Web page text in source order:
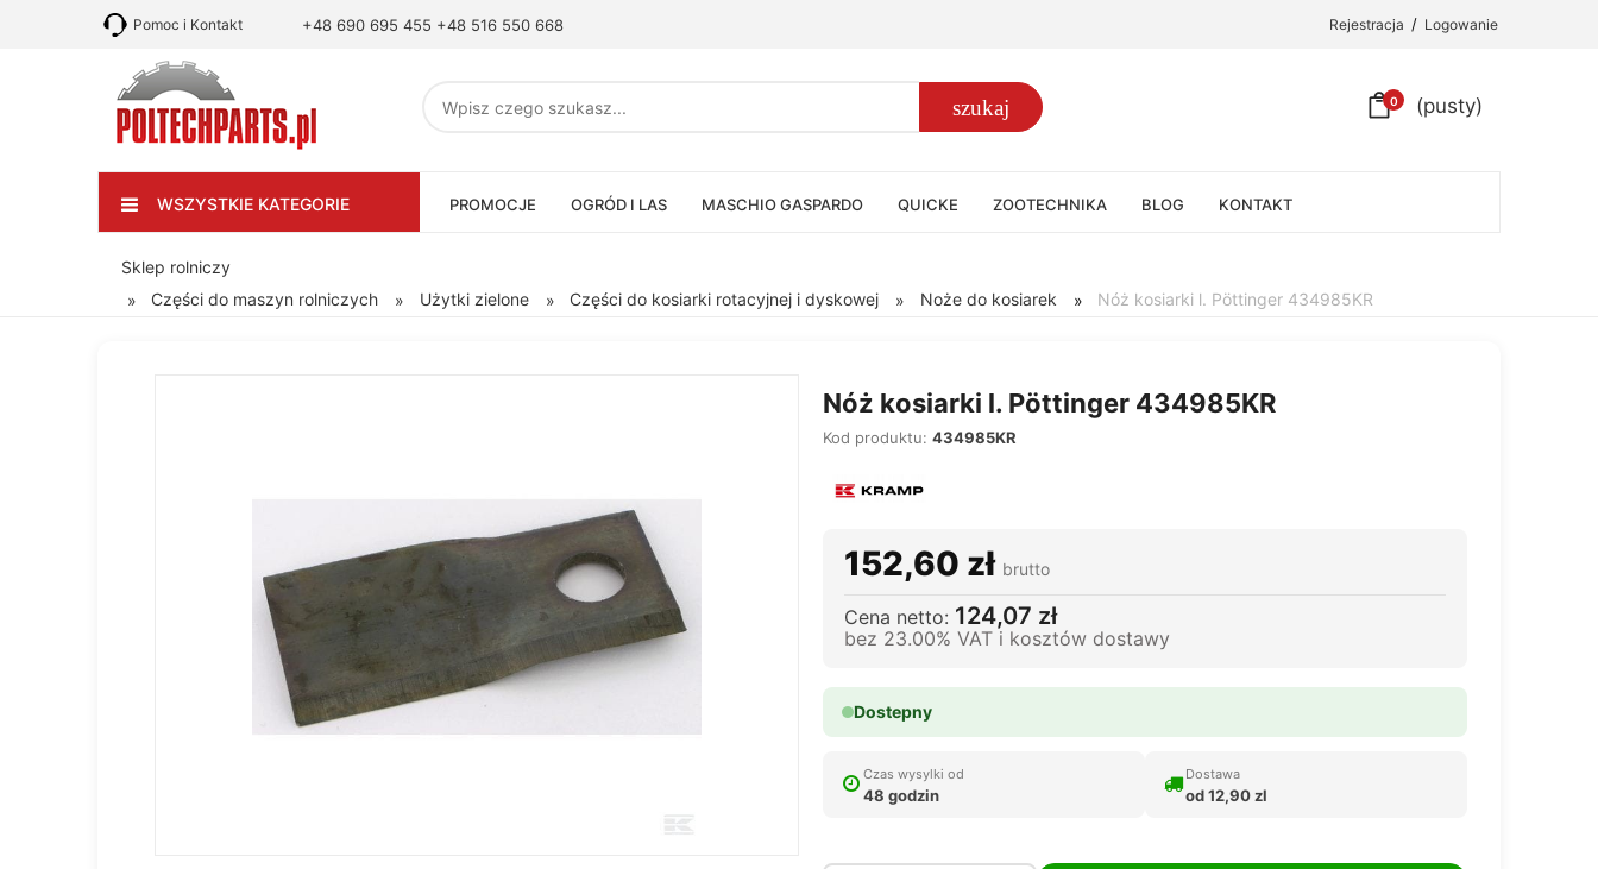
Pomoc i Kontakt +48 690 695 455 +48 516 550 668 Rejestracja / Logowanie
0 (pusty)
szukaj
WSZYSTKIE KATEGORIE PROMOCJE OGRÓD I LAS MASCHIO GASPARDO QUICKE ZOOTECHNIKA BLOG KONTAKT
Sklep rolniczy
»
Części do maszyn rolniczych » Użytki zielone » Części do kosiarki rotacyjnej i dyskowej » Noże do kosiarek » Nóż kosiarki l. Pöttinger 434985KR
Nóż kosiarki l. Pöttinger 434985KR
Kod produktu: 434985KR
152,60 zł brutto
Cena netto: 124,07 zł
bez 23.00% VAT i kosztów dostawy
Dostepny
Czas wysylki od
48 godzin
Dostawa
od 12,90 zl